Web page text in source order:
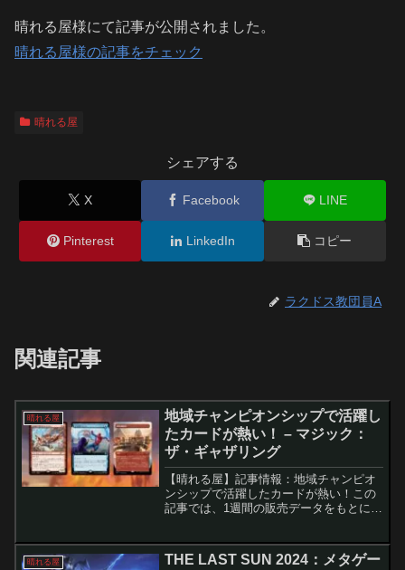
晴れる屋様にて記事が公開されました。
晴れる屋様の記事をチェック
晴れる屋
シェアする
X Facebook LINE
Pinterest LinkedIn コピー
ラクドス教団員A
関連記事
晴れる屋
地域チャンピオンシップで活躍し
たカードが熱い！ – マジック：
ザ・ギャザリング
【晴れる屋】記事情報：地域チャンピオ
ンシップで活躍したカードが熱い！この
記事では、1週間の販売データをもとに、
直近の大会で活躍したカードが特に人気
を集めました。要点ま...
晴れる屋
THE LAST SUN 2024：メタゲー